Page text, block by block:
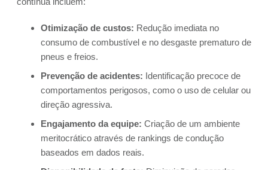
Otimização de custos: Redução imediata no
consumo de combustível e no desgaste prematuro de
pneus e freios.
Prevenção de acidentes: Identificação precoce de
comportamentos perigosos, como o uso de celular ou
direção agressiva.
Engajamento da equipe: Criação de um ambiente
meritocrático através de rankings de condução
baseados em dados reais.